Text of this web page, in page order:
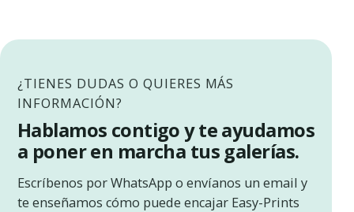
¿TIENES DUDAS O QUIERES MÁS
INFORMACIÓN?
Hablamos contigo y te ayudamos
a poner en marcha tus galerías.
Escríbenos por WhatsApp o envíanos un email y
te enseñamos cómo puede encajar Easy-Prints